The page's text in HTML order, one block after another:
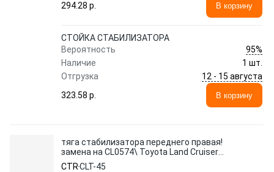
294.28 p.
В корзину
СТОЙКА СТАБИЛИЗАТОРА
Вероятность
95%
Наличие
1 шт.
Отгрузка
12 - 15 августа
323.58 p.
В корзину
тяга стабилизатора переднего правая!
замена на CL0574\ Toyota Land Cruiser
GRJ12# 02>
CTRCLT-45